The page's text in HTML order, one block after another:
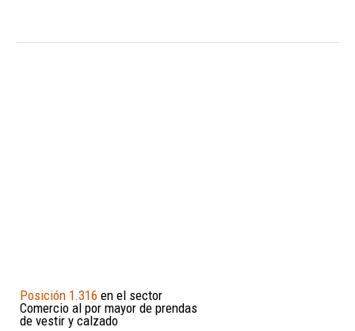
Posición 1.316 en el sector
Comercio al por mayor de prendas
de vestir y calzado